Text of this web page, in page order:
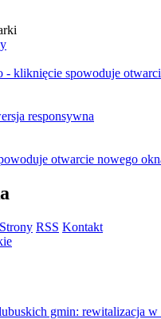
RSS Kontakt
gmin: rewitalizacja w